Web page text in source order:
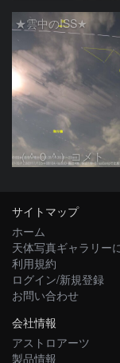
★雲中のISS★
（＾０＾）コメト
サイトマップ
ホーム
天体写真ギャラリー
利用規約
ログイン/新規登録
お問い合わせ
会社情報
アストロアーツ
製品情報